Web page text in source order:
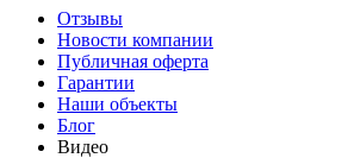
Отзывы
Новости компании
Публичная оферта
Гарантии
Наши объекты
Блог
Видео